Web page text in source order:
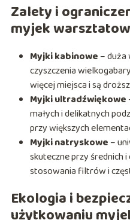
Zalety i
myjek
Myjki kabinowe –
czyszczenia
więcej miejsca i są
Myjki ultradźwiękowe
małych i delikatnych
przy większych
Myjki natryskowe –
skuteczne przy średnich
stosowania filtrów i
Ekologia i